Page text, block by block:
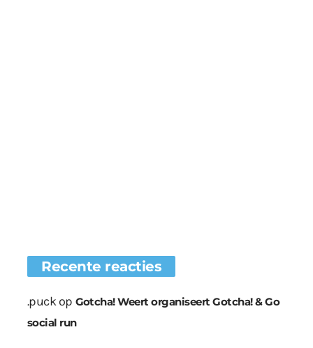
Recente reacties
.puckop Gotcha! Weert organiseert Gotcha! & Go
social run